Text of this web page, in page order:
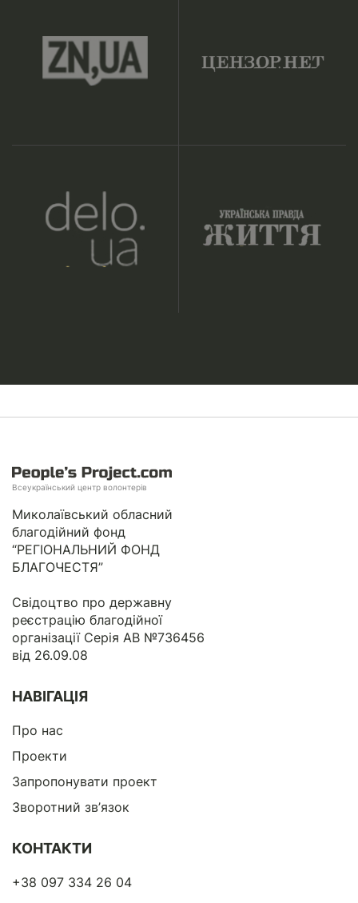
Всеукраїнський центр волонтерів
Миколаївський обласний
благодійний фонд
“РЕГІОНАЛЬНИЙ ФОНД
БЛАГОЧЕСТЯ”
Свідоцтво про державну
реєстрацію благодійної
організації Серія АВ №736456
від 26.09.08
НАВІГАЦІЯ
Про нас
Проекти
Запропонувати проект
Зворотний зв’язок
КОНТАКТИ
+38 097 334 26 04